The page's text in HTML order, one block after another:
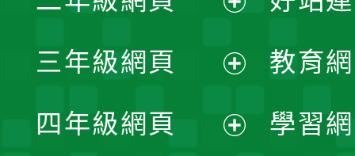
開
選
單
開
選
三年級網頁
開
四年級網頁
教育
學習